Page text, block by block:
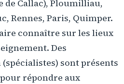
de Callac), Ploumilliau,
Rennes, Paris, Quimper.
connaître sur les lieux
Des
sont présents
répondre aux